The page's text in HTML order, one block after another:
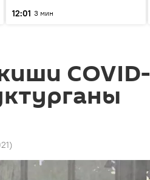
12:01 3 мин
COVID-
)